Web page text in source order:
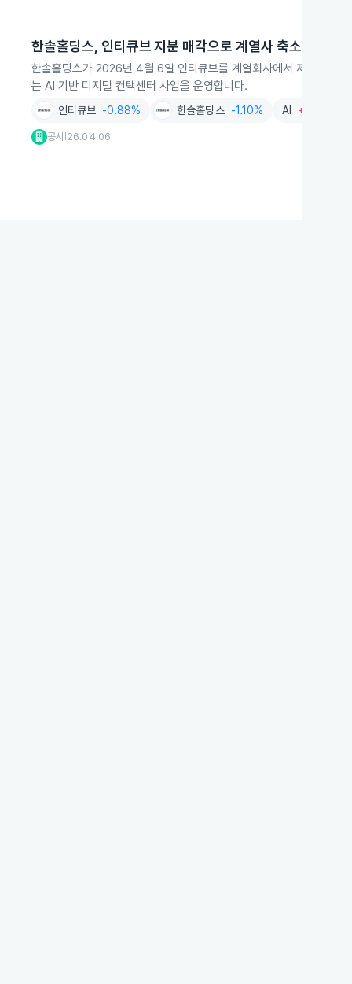
한솔홀딩스, 인티큐브 지분 매각으로 계열사 축소
한솔홀딩스가 2026년 4월 6일 인티큐브를 계열회사에서 제외했습
는 AI 기반 디지털 컨택센터 사업을 운영합니다.
인티큐브 -0.88% 한솔홀딩스 -1.10% AI +0.01%
공시 26.04.06